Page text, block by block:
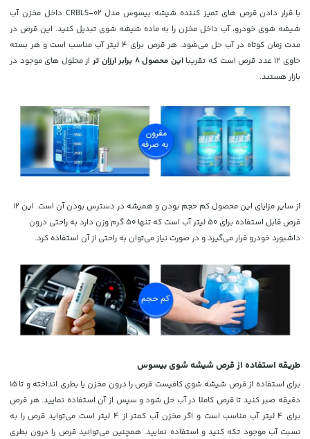
با قرار دادن قرص های تمیز کننده شیشه بیسوس مدل CRBLS-02 داخل مخزن آب
شیشه شوی خودرو، آب داخل مخزن را به ماده شیشه شوی تبدیل کنید. این قرص در
مدت زمان کوتاه در آب حل می‌شود. هر قرص برای 4 لیتر آب مناسب است و هر بسته
حاوی 12 عدد قرص است که تقریبا
این محصول 8 برابر ارزان تر
از محلول های موجود در
بازار هستند.
از سایر مزایای این محصول کم حجم بودن و همیشه در دسترس بودن آن است. این 12
قرص قابل استفاده برای 50 لیتر آب است که تنها 50 گرم وزن دارد به راحتی درون
داشبورد خودرو قرار می‌گیرد و در صورت نیاز می‌توان به راحتی از آن استفاده کرد.
طریقه استفاده از قرص شیشه شوی بیسوس
برای استفاده از قرص شیشه شوی کافیست قرص را درون مخزن یا بطری انداخته و تا 15
دقیقه صبر کنید تا قرص کاملا در آب حل شود و سپس از آن استفاده نمایید. هر قرص
برای 4 لیتر آب مناسب است و اگر مخزن آب کمتر از 4 لیتر است می‌تواید قرص را به
نسبت آب موجود تکه کنید و استفاده نمایید. همچنین می‌توانید قرص را درون بطری